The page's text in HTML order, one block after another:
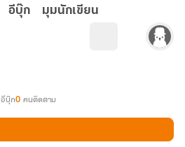
อีบุ๊ก มุมนักเขียน
อีบุ๊ก0 คนติดตาม